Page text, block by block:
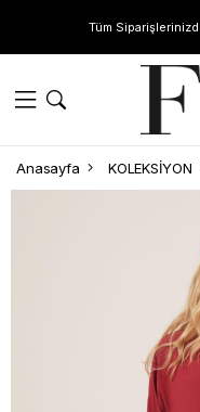
Tüm
Anasayfa KOLEKSİYON